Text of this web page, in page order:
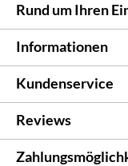
Rund um Ihren
Informationen
Kundenservice
Reviews